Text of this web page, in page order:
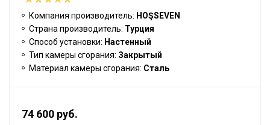
Компания производитель: HOŞSEVEN
Страна производитель: Турция
Способ установки: Настенный
Тип камеры сгорания: Закрытый
Материал камеры сгорания: Сталь
74 600 руб.